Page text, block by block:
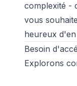
complexité -
vous
heureux
Besoin
Explorons